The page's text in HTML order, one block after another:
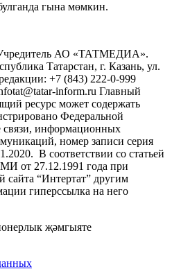
гына мөмкин.
Учредитель АО «ТАТМЕДИА».
Татарстан, г. Казань, ул.
+7 (843) 222-0-999
inform.ru Главный
ресурс может содержать
Федеральной
связи, информационных
номер записи серия
В соответствии со статьей
от 27.12.1991 года при
сайта “Интертат” другим
гиперссылка на него
җәмгыяте